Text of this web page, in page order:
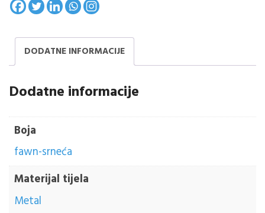
DODATNE INFORMACIJE
Dodatne informacije
Boja
fawn-srneća
Materijal tijela
Metal